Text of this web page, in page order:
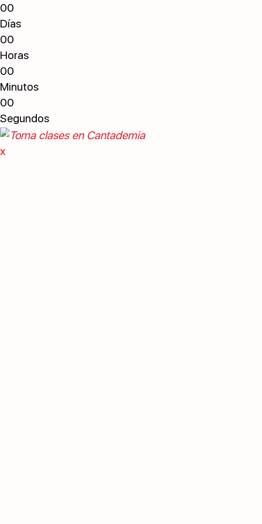
00
Días
00
Horas
00
Minutos
00
Segundos
x